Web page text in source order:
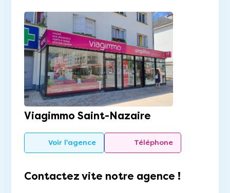
Viagimmo Saint-Nazaire
Voir l'agence Téléphone
Contactez vite notre agence !